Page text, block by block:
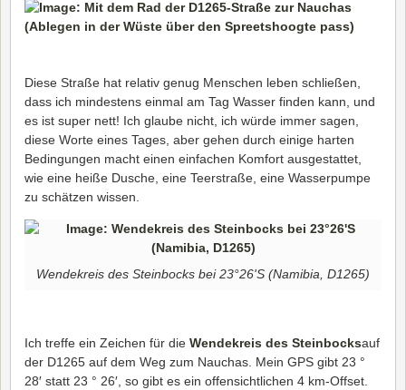
Diese Straße hat relativ genug Menschen leben schließen,
dass ich mindestens einmal am Tag Wasser finden kann, und
es ist super nett! Ich glaube nicht, ich würde immer sagen,
diese Worte eines Tages, aber gehen durch einige harten
Bedingungen macht einen einfachen Komfort ausgestattet,
wie eine heiße Dusche, eine Teerstraße, eine Wasserpumpe
zu schätzen wissen.
Wendekreis des Steinbocks bei 23°26'S (Namibia, D1265)
Ich treffe ein Zeichen für die Wendekreis des Steinbocksauf
der D1265 auf dem Weg zum Nauchas. Mein GPS gibt 23 °
28′ statt 23 ° 26′, so gibt es ein offensichtlichen 4 km-Offset.